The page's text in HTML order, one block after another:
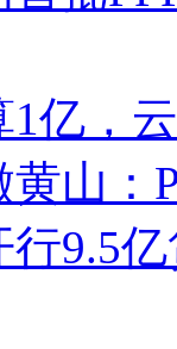
1亿，
黄山：
行9.5